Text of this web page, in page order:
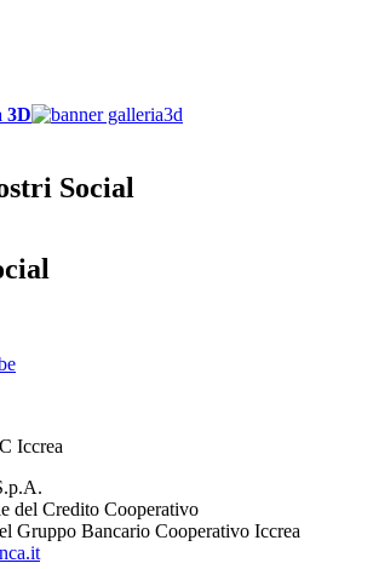
3D
Social
del Credito Cooperativo
Gruppo Bancario Cooperativo Iccrea